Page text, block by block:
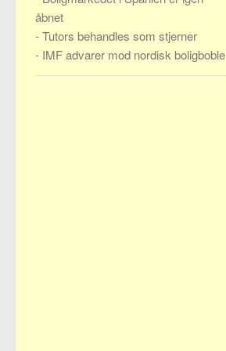
åbnet
-Tutors behandles som stjerner
- IMF advarer mod nordisk boligboble